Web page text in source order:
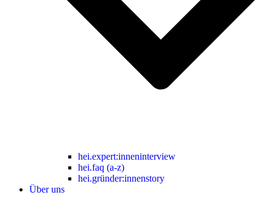
hei.expert:inneninterview
hei.faq (a-z)
hei.gründer:innenstory
Über uns